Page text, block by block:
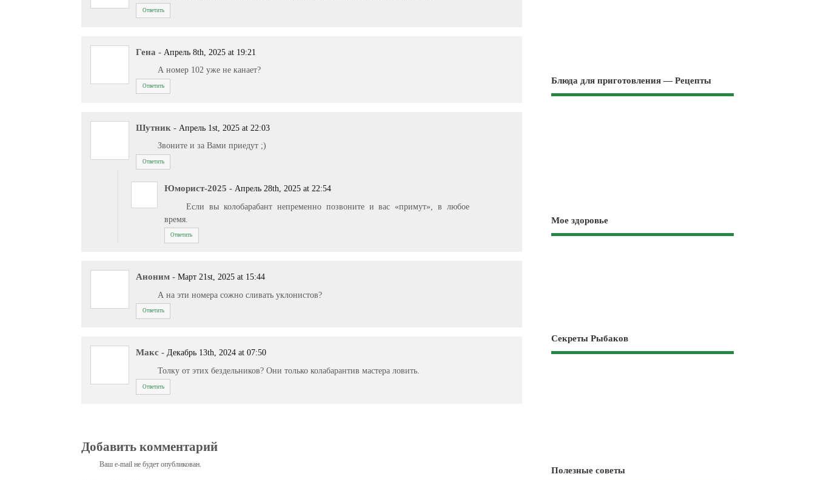
Ответить
Гена - Апрель 8th, 2025 at 19:21
А номер 102 уже не канает?
Ответить
Шутник - Апрель 1st, 2025 at 22:03
Звоните и за Вами приедут ;)
Ответить
Юморист-2025 - Апрель 28th, 2025 at 22:54
Если вы колобарабант непременно позвоните и вас «примут», в любое
время.
Ответить
Аноним - Март 21st, 2025 at 15:44
А на эти номера сожно сливать уклонистов?
Ответить
Макс - Декабрь 13th, 2024 at 07:50
Толку от этих бездельников? Они только колабарантив мастера ловить.
Ответить
Добавить комментарий
Ваш e-mail не будет опубликован.
Блюда для приготовления — Рецепты
Мое здоровье
Секреты Рыбаков
Полезные советы